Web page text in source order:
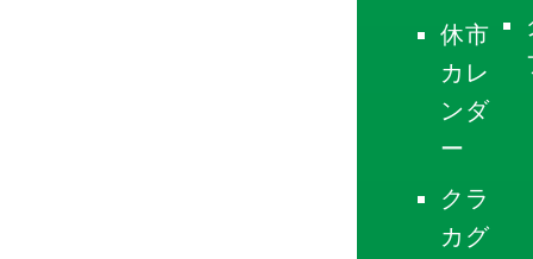
休市
カレ
ンダ
ー
クラ
カグ